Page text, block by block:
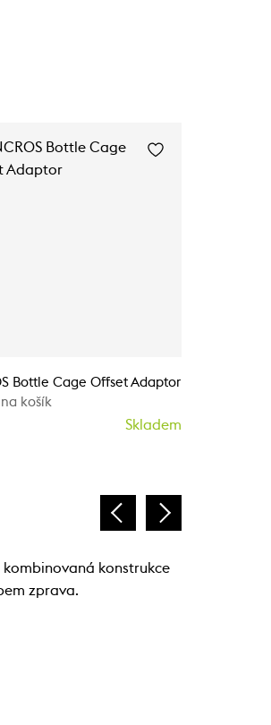
Bottle Cage Offset Adaptor
košík
Skladem
konstrukce
zprava.